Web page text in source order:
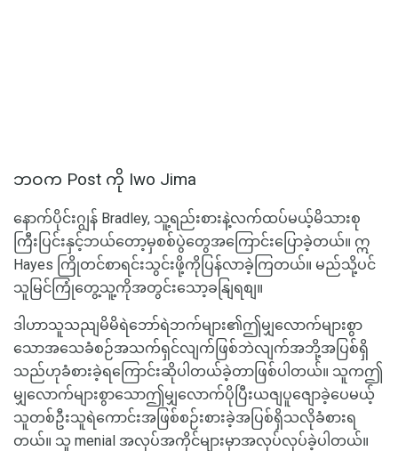
ဘဝက Post ကို Iwo Jima
နောက်ပိုင်းဂျွန် Bradley, သူ့ရည်းစားနဲ့လက်ထပ်မယ့်မိသားစု
ကြီးပြင်းနှင့်ဘယ်တော့မှစစ်ပွဲတွေအကြောင်းပြောခဲ့တယ်။ ဣ
Hayes ကြိုတင်စာရင်းသွင်းဖို့ကိုပြန်လာခဲ့ကြတယ်။ မည်သို့ပင်
သူမြင်ကြုံတွေ့သူ့ကိုအတွင်းသော့ခနျြရစျ။
ဒါဟာသူသညျမိမိရဲဘော်ရဲဘက်များ၏ဤမျှလောက်များစွာ
သောအသေခံစဉ်အသက်ရှင်လျက်ဖြစ်ဘဲလျက်အဘို့အပြစ်ရှိ
သည်ဟုခံစားခဲ့ရကြောင်းဆိုပါတယ်ခဲ့တာဖြစ်ပါတယ်။ သူကဤ
မျှလောက်များစွာသောဤမျှလောက်ပိုပြီးယဇျပူဇျောခဲ့ပေမယ့်
သူတစ်ဦးသူရဲကောင်းအဖြစ်စဉ်းစားခဲ့အပြစ်ရှိသလိုခံစားရ
တယ်။ သူ menial အလုပ်အကိုင်များမှာအလုပ်လုပ်ခဲ့ပါတယ်။